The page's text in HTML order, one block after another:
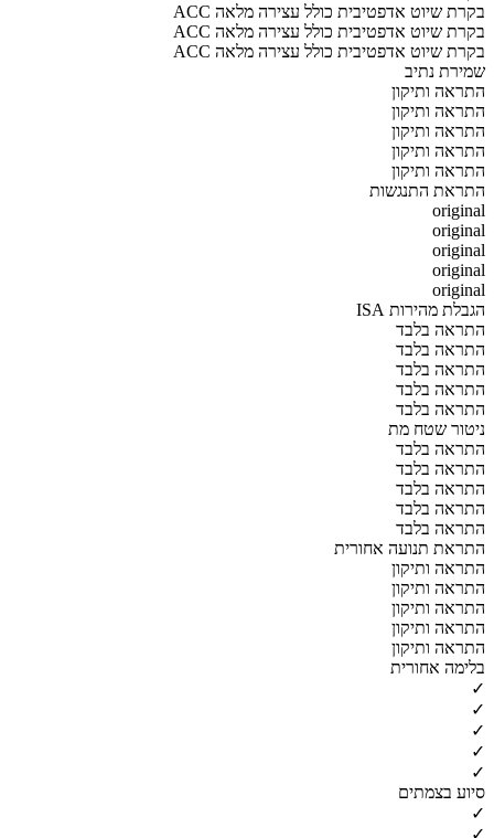
ACC בקרת שיוט אדפטיבית כולל עצירה מלאה
ACC בקרת שיוט אדפטיבית כולל עצירה מלאה
ACC בקרת שיוט אדפטיבית כולל עצירה מלאה
שמירת נתיב
התראה ותיקון
התראה ותיקון
התראה ותיקון
התראה ותיקון
התראה ותיקון
התראת התנגשות
original
original
original
original
original
הגבלת מהירות ISA
התראה בלבד
התראה בלבד
התראה בלבד
התראה בלבד
התראה בלבד
ניטור שטח מת
התראה בלבד
התראה בלבד
התראה בלבד
התראה בלבד
התראה בלבד
התראת תנועה אחורית
התראה ותיקון
התראה ותיקון
התראה ותיקון
התראה ותיקון
התראה ותיקון
בלימה אחורית
✓
✓
✓
✓
✓
סיוע בצמתים
✓
✓